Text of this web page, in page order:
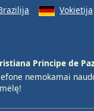
Vokietija
Principe de
nemokamai